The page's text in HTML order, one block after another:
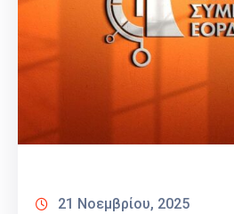
Προσκλήσεις
Τηλέφωνα
21 Νοεμβρίου, 2025